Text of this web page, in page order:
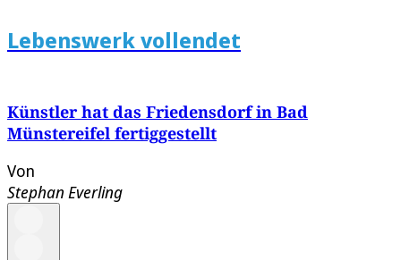
Lebenswerk vollendet
Künstler hat das Friedensdorf in Bad
Münstereifel fertiggestellt
Von
Stephan Everling